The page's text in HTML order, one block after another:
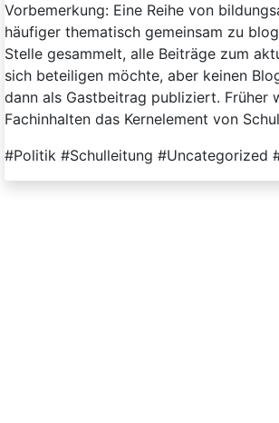
Vorbemerkung: Eine Reihe von
häufiger thematisch gemeinsam zu
Stelle gesammelt, alle Beiträge zum
sich beteiligen möchte, aber keinen
dann als Gastbeitrag publiziert. Früher
Fachinhalten das Kernelement von
#Politik #Schulleitung #Uncategorized